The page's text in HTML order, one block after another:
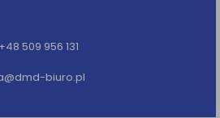
+48 509 956 131
biuro.pl